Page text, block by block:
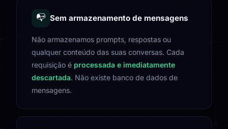
📭 Sem armazenamento de mensagens
Não armazenamos prompts, respostas ou
qualquer conteúdo das suas conversas. Cada
requisição é processada e imediatamente
descartada. Não existe banco de dados de
mensagens.